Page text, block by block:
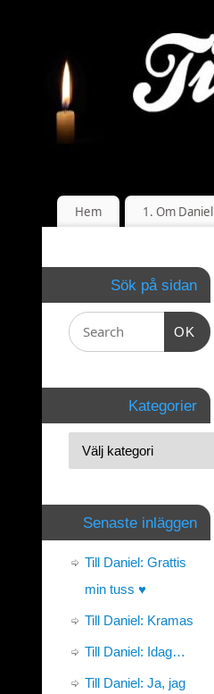
Hem 1. Om Daniel
Sök på sidan
OK
Kategorier
Senaste inläggen
Till Daniel: Grattis
min tuss ♥
Till Daniel: Kramas
Till Daniel: Idag…
Till Daniel: Ja, jag